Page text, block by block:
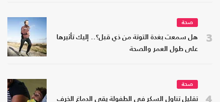
3
صحة
هل سمعت بغدة التوتة من ذي قبل؟.. إليك تأثيرها
على طول العمر والصحة
4
صحة
تقليل تناول السكر في الطفولة يقي الدماغ الخرف